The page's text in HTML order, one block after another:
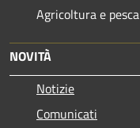
Agricoltura e pesca
NOVITÀ
Notizie
Comunicati